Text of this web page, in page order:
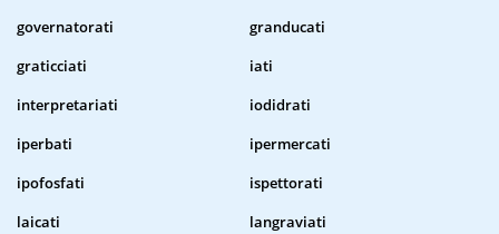
governatorati
granducati
graticciati
iati
interpretariati
iodidrati
iperbati
ipermercati
ipofosfati
ispettorati
laicati
langraviati